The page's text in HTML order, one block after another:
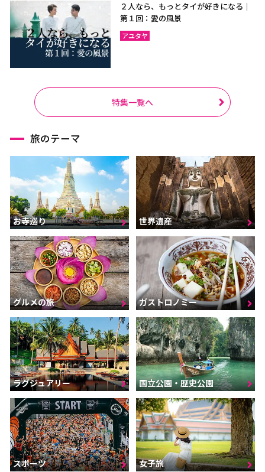
２人なら、もっとタイが好きになる｜
第１回：愛の風景
アユタヤ
特集一覧へ
旅のテーマ
お寺巡り 世界遺産
グルメの旅 ガストロノミー
ラグジュアリー 国立公園・歴史公園
スポーツ 女子旅